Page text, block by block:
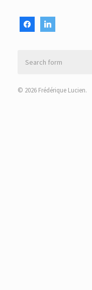
facebooklinkedin
© 2026 Frédérique Lucien.